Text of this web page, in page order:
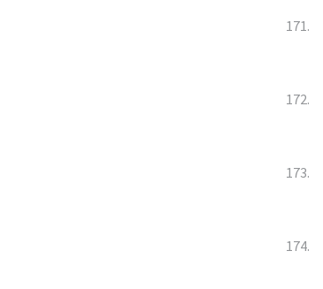
171.
172.
173.
174.